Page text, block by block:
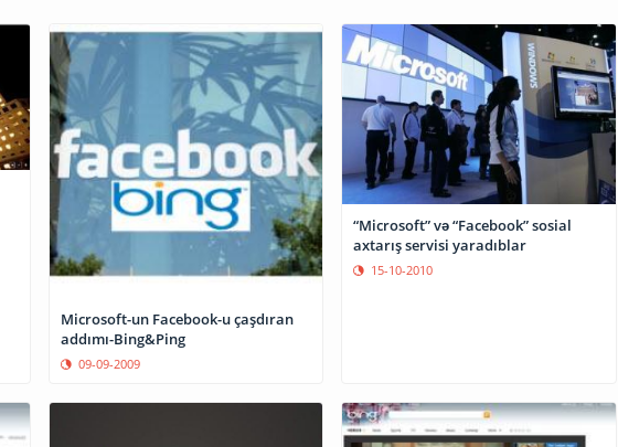
Microsoft-un Facebook-u çaşdıran
addımı-Bing&Ping
09-09-2009
“Microsoft” və “Facebook” sosial
axtarış servisi yaradıblar
15-10-2010